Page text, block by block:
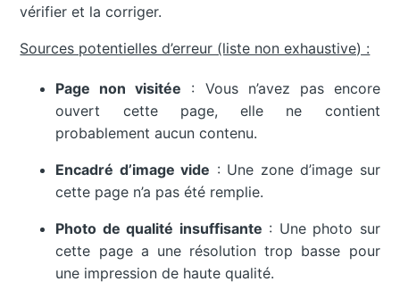
vérifier et la corriger.
Sources potentielles d’erreur (liste non exhaustive) :
Page non visitée : Vous n’avez pas encore
ouvert cette page, elle ne contient
probablement aucun contenu.
Encadré d’image vide : Une zone d’image sur
cette page n’a pas été remplie.
Photo de qualité insuffisante : Une photo sur
cette page a une résolution trop basse pour
une impression de haute qualité.